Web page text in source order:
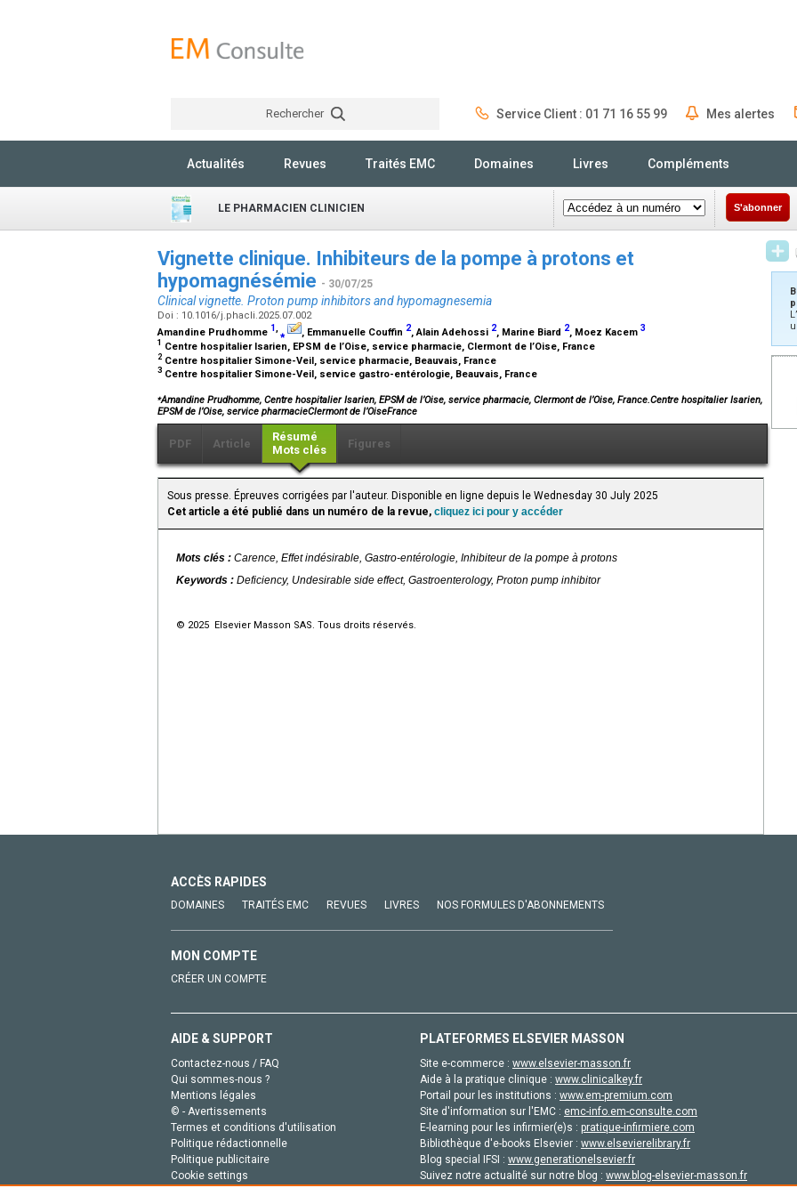
Rechercher Service Client : 01 71 16 55 99 Mes alertes
Actualités Revues Traités EMC Domaines Livres Compléments
LE PHARMACIEN CLINICIEN S'abonner
Vignette clinique. Inhibiteurs de la pompe à protons et
hypomagnésémie - 30/07/25
Clinical vignette. Proton pump inhibitors and hypomagnesemia
Doi : 10.1016/j.phacli.2025.07.002
Amandine Prudhomme 1,⁎ , Emmanuelle Couffin 2, Alain Adehossi 2, Marine Biard 2, Moez Kacem 3
1 Centre hospitalier Isarien, EPSM de l’Oise, service pharmacie, Clermont de l’Oise, France
2 Centre hospitalier Simone-Veil, service pharmacie, Beauvais, France
3 Centre hospitalier Simone-Veil, service gastro-entérologie, Beauvais, France
⁎Amandine Prudhomme, Centre hospitalier Isarien, EPSM de l’Oise, service pharmacie, Clermont de l’Oise, France.Centre hospitalier Isarien,
EPSM de l’Oise, service pharmacieClermont de l’OiseFrance
PDF Article
Résumé
Mots clés
Figures
Sous presse. Épreuves corrigées par l'auteur. Disponible en ligne depuis le Wednesday 30 July 2025
Cet article a été publié dans un numéro de la revue, cliquez ici pour y accéder
Mots clés : Carence, Effet indésirable, Gastro-entérologie, Inhibiteur de la pompe à protons
Keywords : Deficiency, Undesirable side effect, Gastroenterology, Proton pump inhibitor
© 2025 Elsevier Masson SAS. Tous droits réservés.
ACCÈS RAPIDES
DOMAINES TRAITÉS EMC REVUES LIVRES NOS FORMULES D'ABONNEMENTS
MON COMPTE
CRÉER UN COMPTE
AIDE & SUPPORT
Contactez-nous / FAQ
Qui sommes-nous ?
Mentions légales
© - Avertissements
Termes et conditions d'utilisation
Politique rédactionnelle
Politique publicitaire
Cookie settings
PLATEFORMES ELSEVIER MASSON
Site e-commerce : www.elsevier-masson.fr
Aide à la pratique clinique : www.clinicalkey.fr
Portail pour les institutions : www.em-premium.com
Site d'information sur l'EMC : emc-info.em-consulte.com
E-learning pour les infirmier(e)s : pratique-infirmiere.com
Bibliothèque d'e-books Elsevier : www.elsevierelibrary.fr
Blog special IFSI : www.generationelsevier.fr
Suivez notre actualité sur notre blog : www.blog-elsevier-masson.fr